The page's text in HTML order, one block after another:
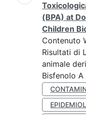
(BPA) at
Children
Contenuto
Risultati di
animale
Bisfenolo A